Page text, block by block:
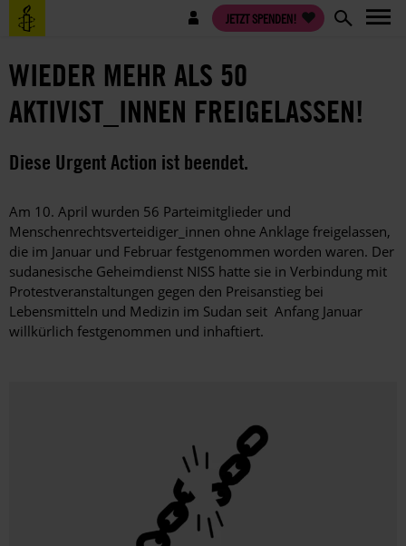
Direkt
zum
Benutzermenü JETZT SPENDEN!
WIEDER MEHR ALS 50
AKTIVIST_INNEN FREIGELASSEN!
Diese Urgent Action ist beendet.
Am 10. April wurden 56 Parteimitglieder und
Menschenrechtsverteidiger_innen ohne Anklage freigelassen,
die im Januar und Februar festgenommen worden waren. Der
sudanesische Geheimdienst NISS hatte sie in Verbindung mit
Protestveranstaltungen gegen den Preisanstieg bei
Lebensmitteln und Medizin im Sudan seit Anfang Januar
willkürlich festgenommen und inhaftiert.